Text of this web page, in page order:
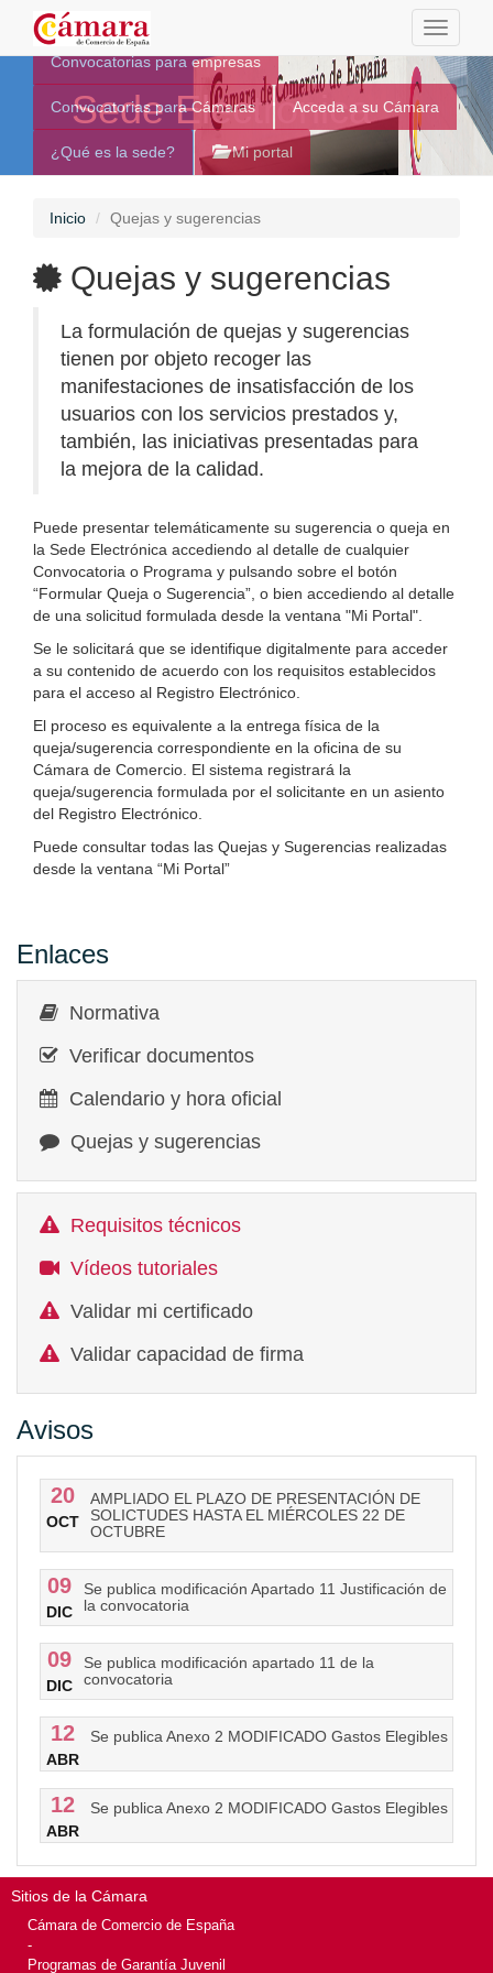
Toggle
Sede Electrónica
Convocatorias para empresas
Convocatorias para Cámaras Acceda a su Cámara
¿Qué es la sede? Mi portal
Inicio Quejas y sugerencias
Quejas y sugerencias
La formulación de quejas y sugerencias
tienen por objeto recoger las
manifestaciones de insatisfacción de los
usuarios con los servicios prestados y,
también, las iniciativas presentadas para
la mejora de la calidad.
Puede presentar telemáticamente su sugerencia o queja en
la Sede Electrónica accediendo al detalle de cualquier
Convocatoria o Programa y pulsando sobre el botón
“Formular Queja o Sugerencia”, o bien accediendo al detalle
de una solicitud formulada desde la ventana "Mi Portal".
Se le solicitará que se identifique digitalmente para acceder
a su contenido de acuerdo con los requisitos establecidos
para el acceso al Registro Electrónico.
El proceso es equivalente a la entrega física de la
queja/sugerencia correspondiente en la oficina de su
Cámara de Comercio. El sistema registrará la
queja/sugerencia formulada por el solicitante en un asiento
del Registro Electrónico.
Puede consultar todas las Quejas y Sugerencias realizadas
desde la ventana “Mi Portal”
Enlaces
Normativa
Verificar documentos
Calendario y hora oficial
Quejas y sugerencias
Requisitos técnicos
Vídeos tutoriales
Validar mi certificado
Validar capacidad de firma
Avisos
20
OCT
AMPLIADO EL PLAZO DE PRESENTACIÓN DE
SOLICTUDES HASTA EL MIÉRCOLES 22 DE
OCTUBRE
09
DIC
Se publica modificación Apartado 11 Justificación de
la convocatoria
09
DIC
Se publica modificación apartado 11 de la
convocatoria
12
ABR
Se publica Anexo 2 MODIFICADO Gastos Elegibles
12
ABR
Se publica Anexo 2 MODIFICADO Gastos Elegibles
Sitios de la Cámara
Cámara de Comercio de España
-
Programas de Garantía Juvenil